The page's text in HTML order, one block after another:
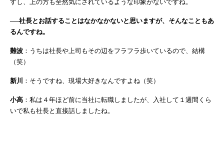
──社長とお話することはなかなかないと思いますが、そんなこともあ
るんですね。
難波 ：うちは社長や上司もその辺をフラフラ歩いているので、結構
（笑）
新川 ：そうですね、現場大好きなんですよね（笑）
小高 ：私は４年ほど前に当社に転職しましたが、入社して１週間くら
いで私も社長と直接話しましたね。